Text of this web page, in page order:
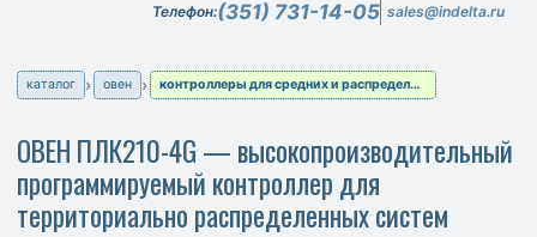
Телефон:(351) 731-14-05 sales@indelta.ru
каталог овен контроллеры для средних и распределенных систем автоматизации
ОВЕН ПЛК210-4G — высокопроизводительный
программируемый контроллер для
территориально распределенных систем